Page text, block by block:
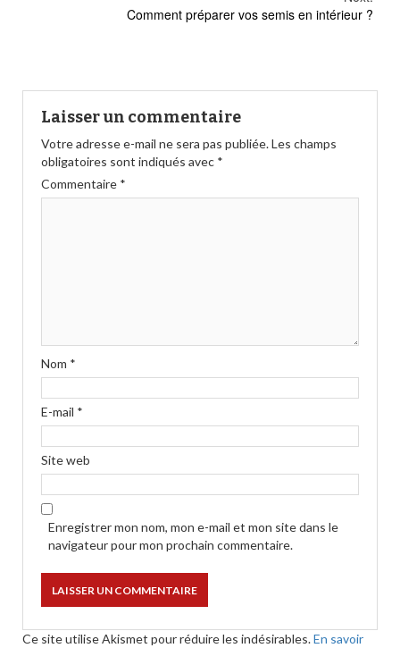
Comment préparer vos semis en intérieur ?
Laisser un commentaire
Votre adresse e-mail ne sera pas publiée.Les champs
obligatoires sont indiqués avec *
Commentaire *
Nom *
E-mail *
Site web
Enregistrer mon nom, mon e-mail et mon site dans le
navigateur pour mon prochain commentaire.
Ce site utilise Akismet pour réduire les indésirables.En savoir